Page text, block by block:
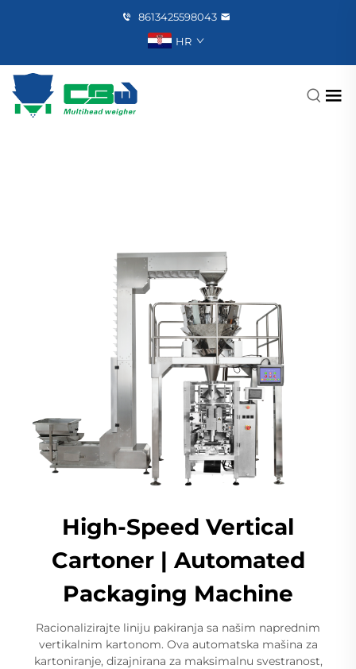
8613425598043
HR
High-Speed Vertical
Cartoner | Automated
Packaging Machine
Racionalizirajte liniju pakiranja sa našim naprednim
vertikalnim kartonom. Ova automatska mašina za
kartoniranje, dizajnirana za maksimalnu svestranost,